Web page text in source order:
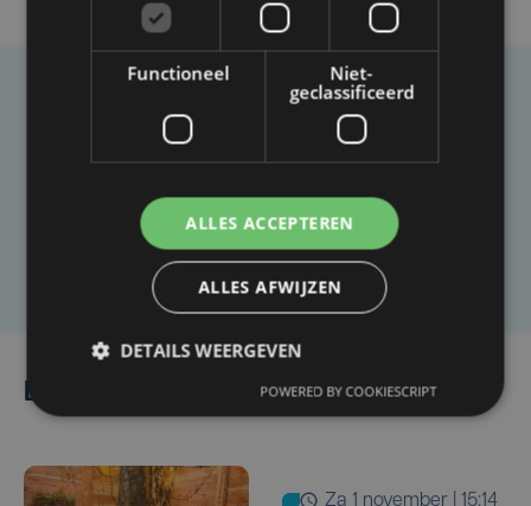
Taalfout opgemerkt?
Heb je een taal- of schrijffout opgemerkt in dit
Laat het ons weten
Lees ook
za 1 november | 15:14
Functioneel
Niet-
geclassificeerd
ALLES ACCEPTEREN
ALLES AFWIJZEN
DETAILS WEERGEVEN
POWERED BY COOKIESCRIPT